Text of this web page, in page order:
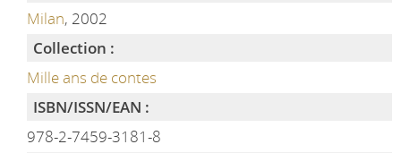
Milan, 2002
Collection :
Mille ans de contes
ISBN/ISSN/EAN :
978-2-7459-3181-8